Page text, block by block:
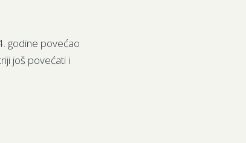
godine povećao
još povećati i